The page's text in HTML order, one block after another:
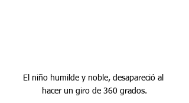
El niño humilde y noble, desapareció al
hacer un giro de 360 grados.